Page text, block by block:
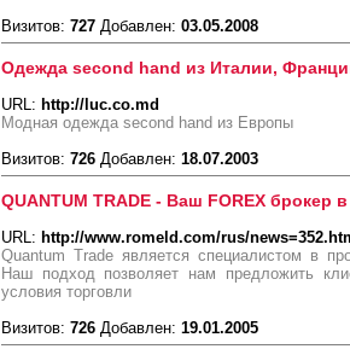
Визитов: 727 Добавлен: 03.05.2008
Одежда second hand из Италии,
URL: http://luc.co.md
Модная одежда second hand из Европы
Визитов: 726 Добавлен: 18.07.2003
QUANTUM TRADE - Ваш FOREX брокер
URL: http://www.romeld.com/rus/
Quantum Trade является специалистом в
Наш подход позволяет нам предложить
условия торговли
Визитов: 726 Добавлен: 19.01.2005